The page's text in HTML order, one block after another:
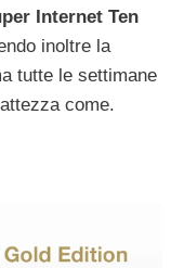
Internet Ten
inoltre la
tutte le settimane
come.